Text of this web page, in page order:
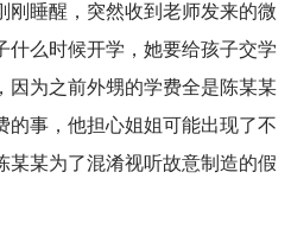
刚睡醒，突然收到老师发来的微
什么时候开学，她要给孩子交学
因为之前外甥的学费全是陈某某
的事，他担心姐姐可能出现了不
某某为了混淆视听故意制造的假